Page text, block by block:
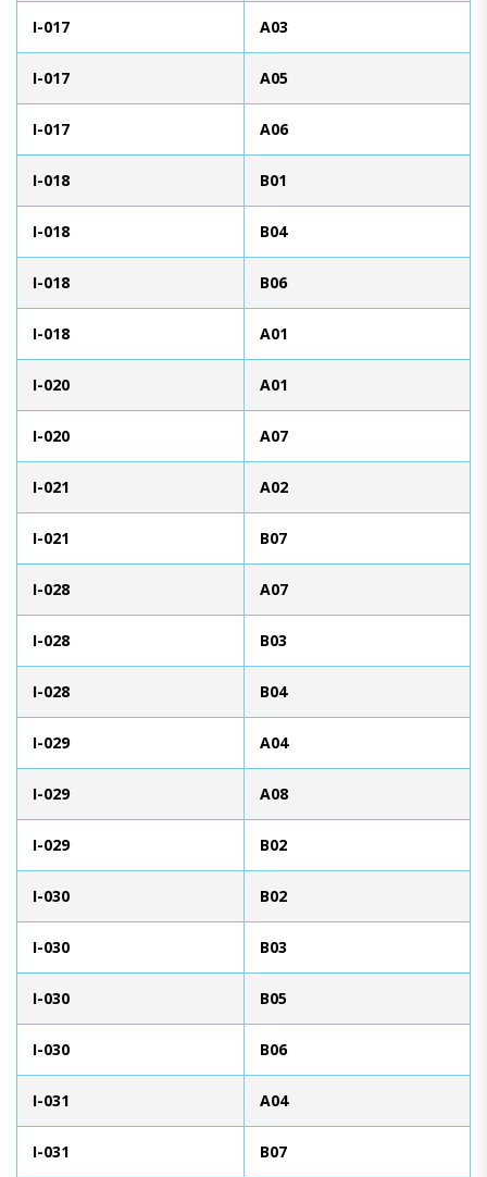
I-017 A03
I-017 A05
I-017 A06
I-018 B01
I-018 B04
I-018 B06
I-018 A01
I-020 A01
I-020 A07
I-021 A02
I-021 B07
I-028 A07
I-028 B03
I-028 B04
I-029 A04
I-029 A08
I-029 B02
I-030 B02
I-030 B03
I-030 B05
I-030 B06
I-031 A04
I-031 B07